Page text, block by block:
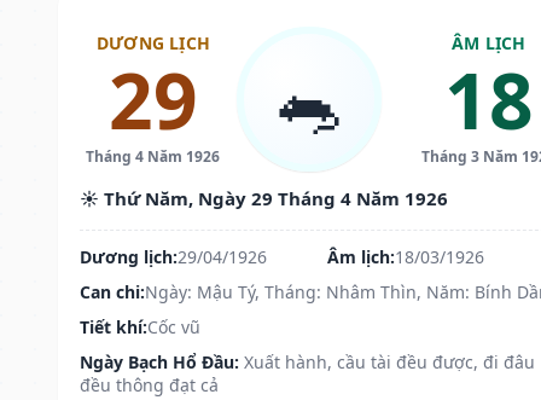
DƯƠNG LỊCH
29
Tháng 4 Năm 1926
🐀
ÂM LỊCH
18
Tháng 3 Năm
☀️ Thứ Năm, Ngày 29 Tháng 4 Năm 1926
Dương lịch:29/04/1926 Âm lịch:18/03/1926
Can chi:Ngày: Mậu Tý, Tháng: Nhâm Thìn, Năm: Bính
Tiết khí:Cốc vũ
Ngày Bạch Hổ Đầu: Xuất hành, cầu tài đều được, đi đâu
đều thông đạt cả